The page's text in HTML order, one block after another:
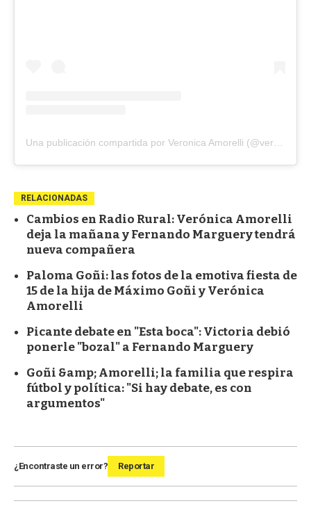
RELACIONADAS
Cambios en Radio Rural: Verónica Amorelli
deja la mañana y Fernando Marguery tendrá
nueva compañera
Paloma Goñi: las fotos de la emotiva fiesta de
15 de la hija de Máximo Goñi y Verónica
Amorelli
Picante debate en "Esta boca": Victoria debió
ponerle "bozal" a Fernando Marguery
Goñi &amp; Amorelli; la familia que respira
fútbol y política: "Si hay debate, es con
argumentos"
¿Encontraste un error? Reportar